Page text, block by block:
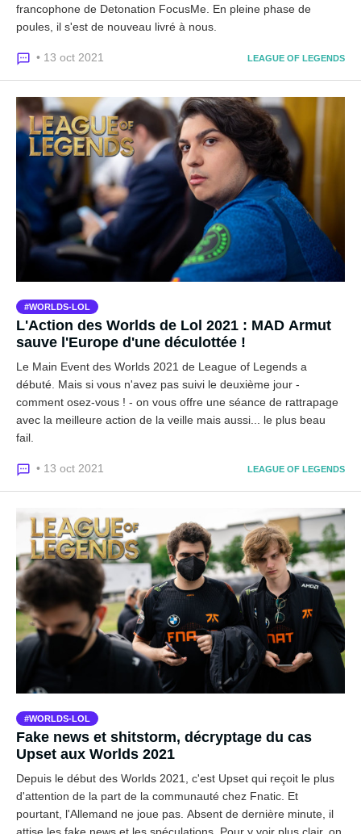
francophone de Detonation FocusMe. En pleine phase de
poules, il s'est de nouveau livré à nous.
• 13 oct 2021 LEAGUE OF LEGENDS
WORLDS-LOL
L'Action des Worlds de Lol 2021 : MAD Armut
sauve l'Europe d'une déculottée !
Le Main Event des Worlds 2021 de League of Legends a
débuté. Mais si vous n'avez pas suivi le deuxième jour -
comment osez-vous ! - on vous offre une séance de rattrapage
avec la meilleure action de la veille mais aussi... le plus beau
fail.
• 13 oct 2021 LEAGUE OF LEGENDS
WORLDS-LOL
Fake news et shitstorm, décryptage du cas
Upset aux Worlds 2021
Depuis le début des Worlds 2021, c'est Upset qui reçoit le plus
d'attention de la part de la communauté chez Fnatic. Et
pourtant, l'Allemand ne joue pas. Absent de dernière minute, il
attise les fake news et les spéculations. Pour y voir plus clair, on